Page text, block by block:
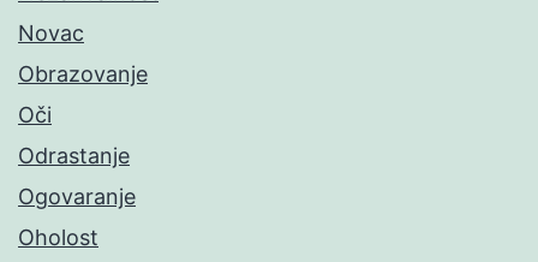
Novac
Obrazovanje
Oči
Odrastanje
Ogovaranje
Oholost